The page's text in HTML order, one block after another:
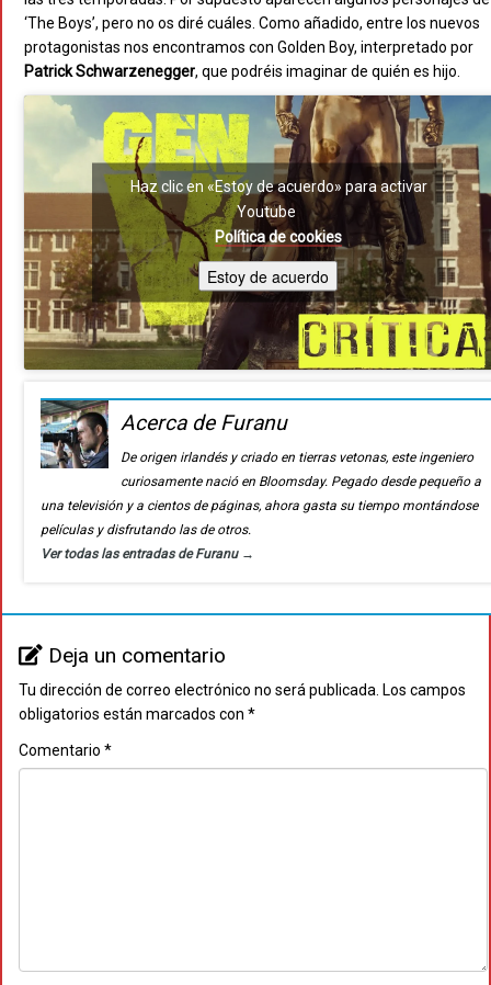
‘The Boys’, pero no os diré cuáles. Como añadido, entre los nuevos
protagonistas nos encontramos con Golden Boy, interpretado por
Patrick Schwarzenegger, que podréis imaginar de quién es hijo.
Haz clic en «Estoy de acuerdo» para activar
Youtube
Política de cookies
Estoy de acuerdo
Acerca de Furanu
De origen irlandés y criado en tierras vetonas, este ingeniero
curiosamente nació en Bloomsday. Pegado desde pequeño a
una televisión y a cientos de páginas, ahora gasta su tiempo montándose
películas y disfrutando las de otros.
Ver todas las entradas de Furanu →
Deja un comentario
Tu dirección de correo electrónico no será publicada. Los campos
obligatorios están marcados con *
Comentario *